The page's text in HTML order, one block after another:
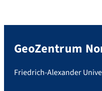
GeoZentrum
Friedrich-Alexander